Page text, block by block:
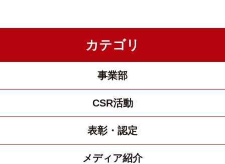
カテゴリ
事業部
CSR活動
表彰・認定
メディア紹介